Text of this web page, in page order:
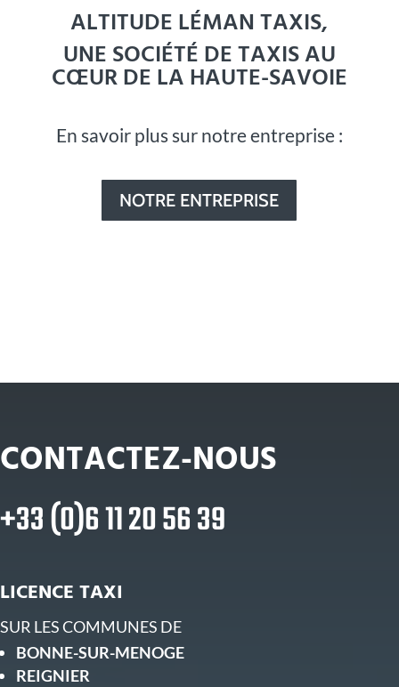
ALTITUDE LÉMAN TAXIS,
UNE SOCIÉTÉ DE TAXIS AU
CŒUR DE LA HAUTE-SAVOIE
En savoir plus sur notre entreprise :
NOTRE ENTREPRISE
CONTACTEZ-NOUS
+33 (0)6 11 20 56 39
LICENCE TAXI
SUR LES COMMUNES DE
BONNE-SUR-MENOGE
REIGNIER